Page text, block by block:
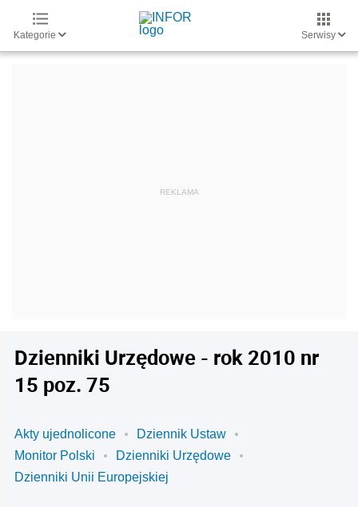
Kategorie Serwisy
Dzienniki Urzędowe - rok 2010 nr
15 poz. 75
Akty ujednolicone
Dziennik Ustaw
Monitor Polski
Dzienniki Urzędowe
Dzienniki Unii Europejskiej